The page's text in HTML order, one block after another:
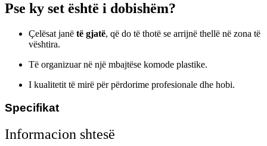
Pse ky set është i dobishëm?
Çelësat janë të gjatë, që do të thotë se arrijnë thellë në zona të
vështira.
Të organizuar në një mbajtëse komode plastike.
I kualitetit të mirë për përdorime profesionale dhe hobi.
Specifikat
Informacion shtesë